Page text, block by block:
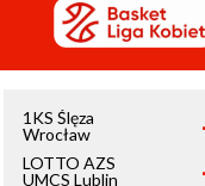
1KS Ślęza
Wrocław
LOTTO AZS
UMCS Lublin